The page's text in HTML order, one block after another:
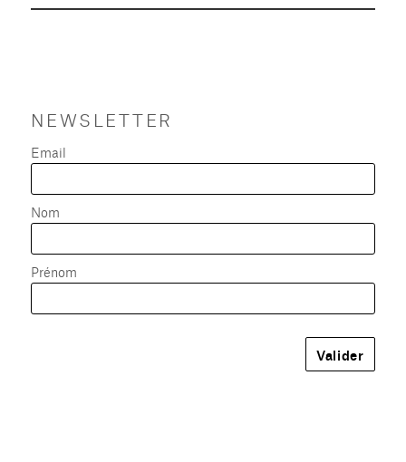
NEWSLETTER
Email
Nom
Prénom